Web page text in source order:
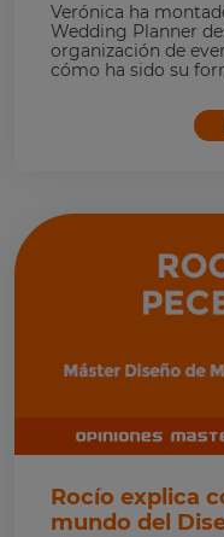
Verónica ha
Wedding Planner
organización de
cómo ha sido su
Rocío explica
mundo del